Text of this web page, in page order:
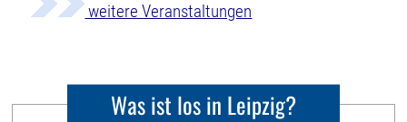
weitere Veranstaltungen
Was ist los in Leipzig?